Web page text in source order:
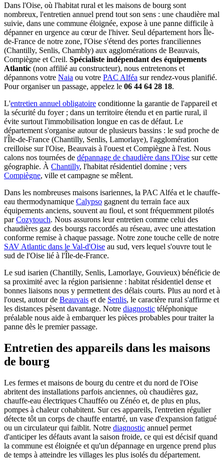
Dans l'Oise, où l'habitat rural et les maisons de bourg sont
nombreux, l'entretien annuel prend tout son sens : une chaudière mal
suivie, dans une commune éloignée, expose à une panne difficile à
dépanner en urgence au cœur de l'hiver. Seul département hors Île-
de-France de notre zone, l'Oise s'étend des portes franciliennes
(Chantilly, Senlis, Chambly) aux agglomérations de Beauvais,
Compiègne et Creil. Spécialiste indépendant des équipements
Atlantic (non affilié au constructeur), nous entretenons et
dépannons votre Naia ou votre PAC Alféa sur rendez-vous planifié.
Pour organiser un passage, appelez le 06 44 64 28 18.
L'entretien annuel obligatoire conditionne la garantie de l'appareil et
la sécurité du foyer ; dans un territoire étendu et en partie rural, il
évite surtout l'immobilisation longue en cas de défaut. Le
département s'organise autour de plusieurs bassins : le sud proche de
l'Île-de-France (Chantilly, Senlis, Lamorlaye), l'agglomération
creilloise sur l'Oise, Beauvais à l'ouest et Compiègne à l'est. Nous
calons nos tournées de dépannage de chaudière dans l'Oise sur cette
géographie. À Chantilly, l'habitat résidentiel domine ; vers
Compiègne, ville et campagne se mêlent.
Dans les nombreuses maisons isariennes, la PAC Alféa et le chauffe-
eau thermodynamique Calypso gagnent du terrain face aux
équipements anciens, souvent au fioul, et sont fréquemment pilotés
parCozytouch. Nous assurons leur entretien comme celui des
chaudières gaz des bourgs raccordés au réseau, avec une attestation
conforme remise à chaque passage. Notre zone touche celle de notre
SAV Atlantic dans le Val-d'Oise au sud, vers lequel s'ouvre tout le
sud de l'Oise lié à l'Île-de-France.
Le sud isarien (Chantilly, Senlis, Lamorlaye, Gouvieux) bénéficie de
sa proximité avec la région parisienne : habitat résidentiel dense et
bonnes liaisons nous y permettent des délais courts. Plus au nord et à
l'ouest, autour de Beauvais et de Senlis, le caractère rural s'affirme et
les distances pèsent davantage. Notre diagnostic téléphonique
préalable nous aide à embarquer les pièces probables pour traiter la
panne dès le premier passage.
Entretien des appareils dans les maisons
de bourg
Les fermes et maisons de bourg du centre et du nord de l'Oise
abritent des installations parfois anciennes, où chaudières gaz,
chauffe-eau électriques Chaufféo ou Zénéo et, de plus en plus,
pompes à chaleur cohabitent. Sur ces appareils, l'entretien régulier
détecte tôt un corps de chauffe entartré, un vase d'expansion fatigué
ou un circulateur qui faiblit. Notre diagnostic annuel permet
d'anticiper les défauts avant la saison froide, ce qui est décisif quand
la commune est éloignée et qu'un dépannage en urgence prend plus
de temps à atteindre les villages les plus isolés du département.